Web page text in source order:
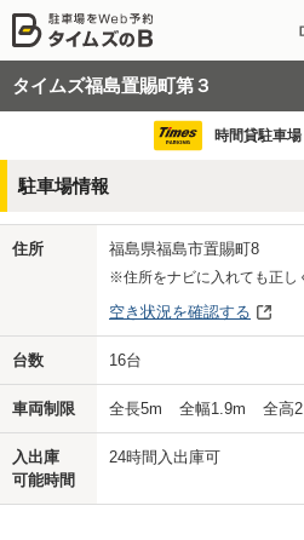
タイムズ福島置賜町第３
時間貸駐車場
駐車場情報
住所 福島県福島市置賜町8
※住所をナビに入れても正し
空き状況を確認する
台数 16台
車両制限 全長5m 全幅1.9m 全高
入出庫
可能時間
24時間入出庫可